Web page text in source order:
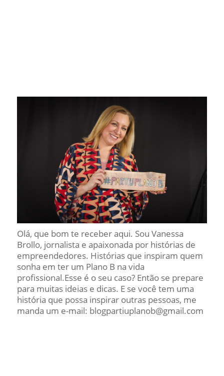
Olá, que bom te receber aqui. Sou Vanessa
Brollo, jornalista e apaixonada por histórias de
empreendedores. Histórias que inspiram quem
sonha em ter um Plano B na vida
profissional.Esse é o seu caso? Então se prepare
para muitas ideias e dicas. E se você tem uma
história que possa inspirar outras pessoas, me
manda um e-mail: blogpartiuplanob@gmail.com